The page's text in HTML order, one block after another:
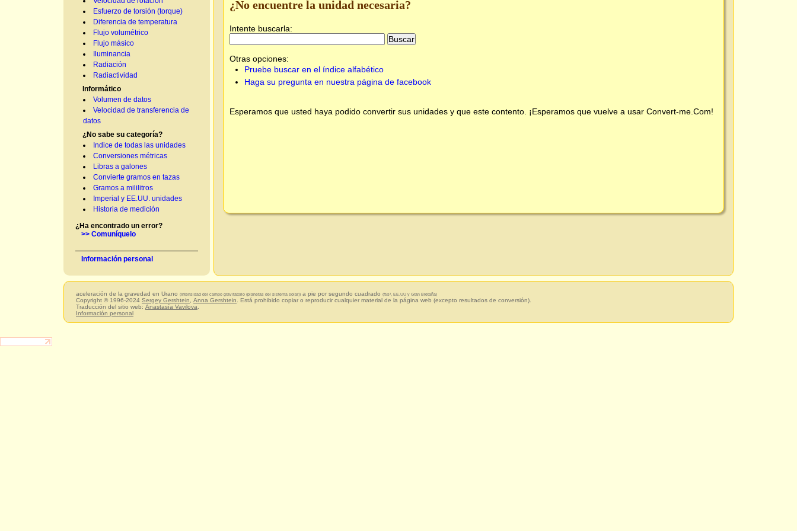
Esfuerzo de torsión (torque)
Diferencia de temperatura
Flujo volumétrico
Flujo másico
Iluminancia
Radiación
Radiactividad
Informático
Volumen de datos
Velocidad de transferencia de
datos
¿No sabe su categoría?
Indice de todas las unidades
Conversiones métricas
Libras a galones
Convierte gramos en tazas
Gramos a mililitros
Imperial y EE.UU. unidades
Historia de medición
¿Ha encontrado un error?
>> Comuníquelo
Información personal
¿No encuentre la unidad necesaria?
Intente buscarla:
Otras opciones:
Pruebe buscar en el índice alfabético
Haga su pregunta en nuestra página de facebook
Esperamos que usted haya podido convertir sus unidades y que este contento. ¡Esperamos que vuelve a usar Convert-me.Com!
aceleración de la gravedad en Urano (Intensidad del campo gravitatorio (planetas del sistema solar)) a pie por segundo cuadrado (ft/s², EE.UU y Gran Bretaña)
Copyright © 1996-2024 Sergey Gershtein Anna Gershtein . Está prohibido copiar o reproducir cualquier material de la página web (excepto resultados de conversión).
Traducción del sitio web: Anastasía Vavilova
Información personal